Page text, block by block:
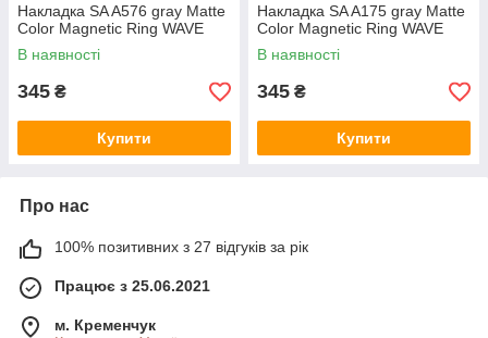
Накладка SA A576 gray Matte
Color Magnetic Ring WAVE
В наявності
345 ₴
Купити
Накладка SA A175 gray Matte
Color Magnetic Ring WAVE
В наявності
345 ₴
Купити
Про нас
100% позитивних з 27 відгуків за рік
Працює з 25.06.2021
м. Кременчук